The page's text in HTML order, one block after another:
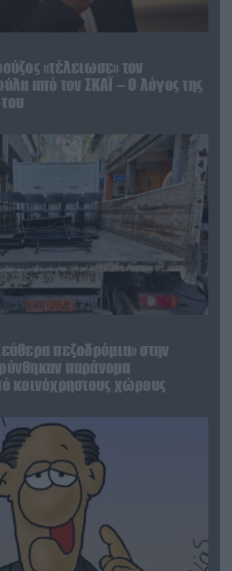
«τέλειωσε» τον
από τον ΣΚΑΪ – Ο λόγος της
πεζοδρόμια» στην
παράνομα
κοινόχρηστους χώρους